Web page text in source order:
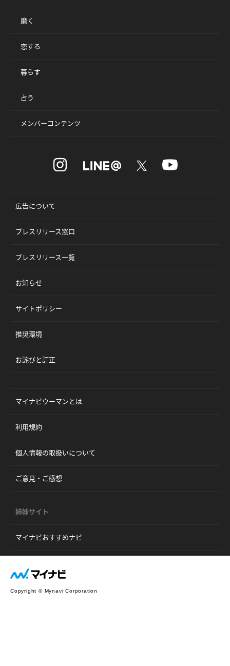
磨く
恋する
暮らす
占う
メンバーコンテンツ
広告について
プレスリリース窓口
プレスリリース一覧
お知らせ
サイトポリシー
推奨環境
お詫びと訂正
マイナビウーマンとは
利用規約
個人情報の取扱いについて
ご意見・ご感想
姉妹サイト
マイナビおすすめナビ
Copyright © Mynavi Corporation